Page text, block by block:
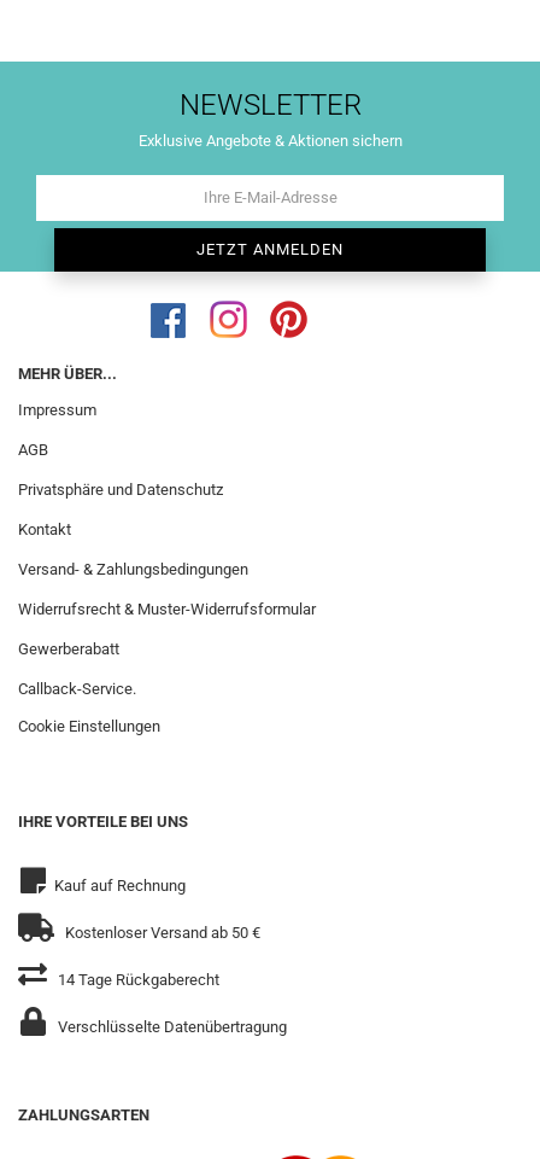
NEWSLETTER
Exklusive Angebote & Aktionen sichern
MEHR ÜBER...
Impressum
AGB
Privatsphäre und Datenschutz
Kontakt
Versand- & Zahlungsbedingungen
Widerrufsrecht & Muster-Widerrufsformular
Gewerberabatt
Callback-Service.
Cookie Einstellungen
IHRE VORTEILE BEI UNS
Kauf auf Rechnung
Kostenloser Versand ab 50 €
14 Tage Rückgaberecht
Verschlüsselte Datenübertragung
ZAHLUNGSARTEN